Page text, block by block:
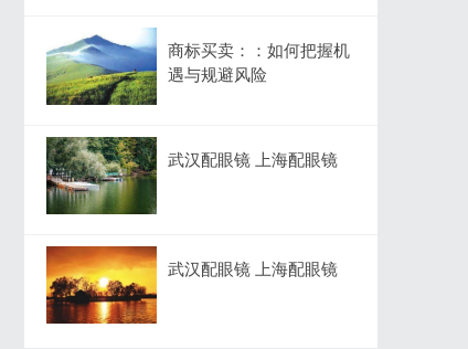
商标买卖：：如何把握机
遇与规避风险
武汉配眼镜 上海配眼镜
武汉配眼镜 上海配眼镜